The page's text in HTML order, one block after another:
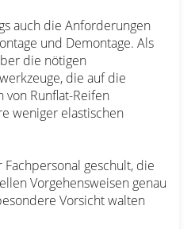
auch die Anforderungen
und Demontage. Als
die nötigen
die auf die
von Runflat-Reifen
weniger elastischen
geschult, die
Vorgehensweisen genau
Vorsicht walten